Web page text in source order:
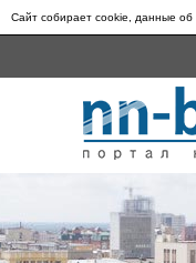
Сайт собирает cookie, данные об